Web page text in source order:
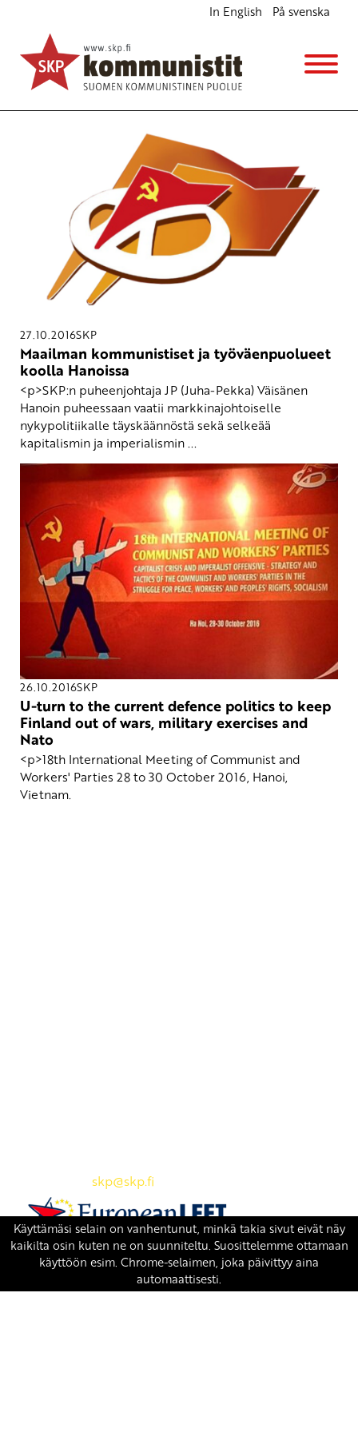
In English På svenska
Hanoi
27.10.2016SKP
Maailman kommunistiset ja työväenpuolueet
koolla Hanoissa
<p>SKP:n puheenjohtaja JP (Juha-Pekka) Väisänen
Hanoin puheessaan vaatii markkinajohtoiselle
nykypolitiikalle täyskäännöstä sekä selkeää
kapitalismin ja imperialismin ...
26.10.2016SKP
U-turn to the current defence politics to keep
Finland out of wars, military exercises and
Nato
<p>18th International Meeting of Communist and
Workers' Parties 28 to 30 October 2016, Hanoi,
Vietnam.
skp@skp.fi
SKP on Euroopan Vasemmistopuolueen jäsen.
european-left.org
european-left.org/manifesto/